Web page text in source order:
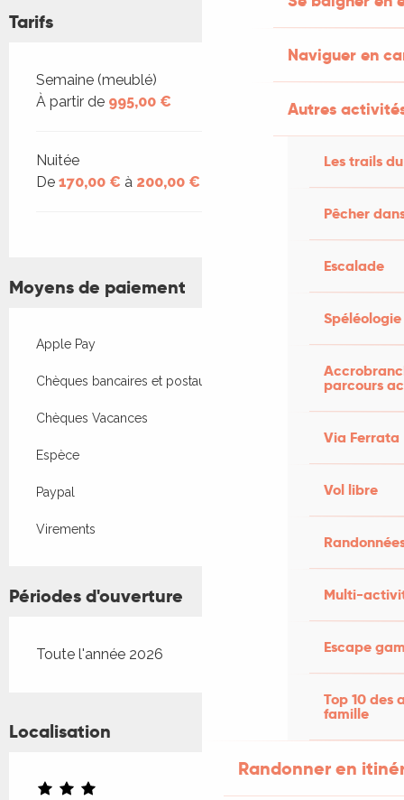
Naviguer en
Autres
Les trails
Pêcher
Escalade
Spéléologie
parcours
Via Ferrata
Vol libre
Multi-
Escape
Top 10 des
famille
Randonner en
Tarifs
Tarifs 2026
Semaine (meublé)
À partir de 995,00 €
Nuitée
De 170,00 € à 200,00 €
Moyens de paiement
Apple Pay
Chèques bancaires et postaux
Chèques Vacances
Espèce
Paypal
Virements
Périodes d'ouverture
Toute l'année 2026
Localisation